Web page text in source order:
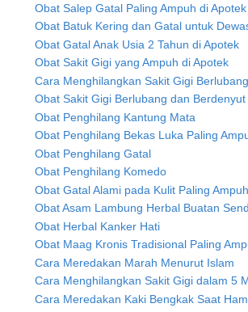
Obat Salep Gatal Paling Ampuh di Apotek
Obat Batuk Kering dan Gatal untuk
Obat Gatal Anak Usia 2 Tahun di Apotek
Obat Sakit Gigi yang Ampuh di Apotek
Cara Menghilangkan Sakit Gigi Berlubang
Obat Sakit Gigi Berlubang dan Berdenyut
Obat Penghilang Kantung Mata
Obat Penghilang Bekas Luka Paling
Obat Penghilang Gatal
Obat Penghilang Komedo
Obat Gatal Alami pada Kulit Paling
Obat Asam Lambung Herbal Buatan
Obat Herbal Kanker Hati
Obat Maag Kronis Tradisional Paling
Cara Meredakan Marah Menurut Islam
Cara Menghilangkan Sakit Gigi dalam 5
Cara Meredakan Kaki Bengkak Saat